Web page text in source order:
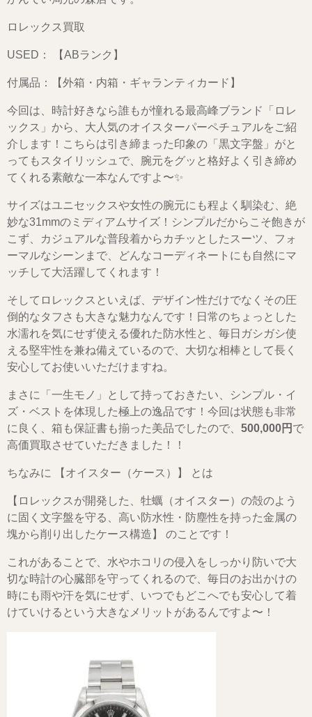
ロレックス買取
USED： 【ABランク】
付属品：【外箱・内箱・ギャランティカード】
今回は、時計好きなら誰もが憧れる最高峰ブランド「ロレ
ックス」から、大人気のオイスターパーペチュアルをご紹
介します！こちらは引き締まった印象の「黒文字盤」がと
ってもスタイリッシュで、腕元をグッと格好よく引き締め
てくれる素敵な一本なんですよ〜✨
サイズはユニセックスや女性の腕元にも程よく馴染む、絶
妙な31mmのミディアムサイズ！シンプルだからこそ飽きが
こず、カジュアルな普段着からカチッとしたスーツ、フォ
ーマルなシーンまで、どんなコーディネートにも自然にマ
ッチして大活躍してくれます！
そしてロレックスといえば、デザイン性だけでなくその圧
倒的なタフさも大きな魅力なんです！日常のちょっとした
水濡れを気にせず使える優れた防水性と、毎日ガシガシ使
える堅牢性を兼ね備えているので、大切な相棒として長く
安心してお使いいただけますね。
まさに「一生モノ」として持っておきたい、シンプル・イ
ズ・ベストを体現した極上の逸品です！今回は状態も非常
に良く、箱も保証書も揃った美品でしたので、 500,000円 で
高価買取させていただきました！！
ちなみに 【オイスター（ケース）】 とは
【ロレックスが開発した、牡蠣（オイスター）の殻のよう
に固く文字盤を守る、高い防水性・防塵性を持った金属の
塊から削り出したケース構造】 のことです！
これがあることで、水やホコリの侵入をしっかり防いで大
切な時計の心臓部を守ってくれるので、毎日のお出かけの
時にも雨や汗を気にせず、いつでもどこへでも安心して着
けていけるという大きなメリットがあるんですよ〜！